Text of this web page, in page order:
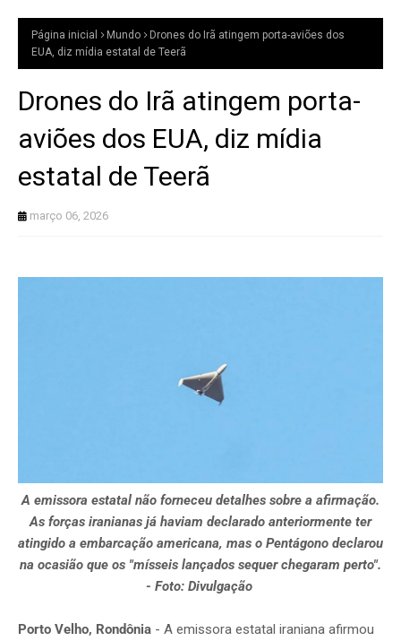
Página inicial Mundo
Drones do Irã atingem porta-aviões dos
EUA, diz mídia estatal de Teerã
Drones do Irã atingem porta-
aviões dos EUA, diz mídia
estatal de Teerã
março 06, 2026
A emissora estatal não forneceu detalhes sobre a afirmação.
As forças iranianas já haviam declarado anteriormente ter
atingido a embarcação americana, mas o Pentágono declarou
na ocasião que os "mísseis lançados sequer chegaram perto".
- Foto: Divulgação
Porto Velho, Rondônia - A emissora estatal iraniana afirmou